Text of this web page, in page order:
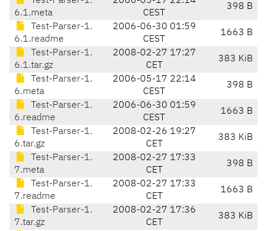
6.1.meta
CEST
398 B
Test-Parser-1.
6.1.readme
2006-06-30 01:59
CEST
1663 B
Test-Parser-1.
6.1.tar.gz
2008-02-27 17:27
CET
383 KiB
Test-Parser-1.
6.meta
2006-05-17 22:14
CEST
398 B
Test-Parser-1.
6.readme
2006-06-30 01:59
CEST
1663 B
Test-Parser-1.
6.tar.gz
2008-02-26 19:27
CET
383 KiB
Test-Parser-1.
7.meta
2008-02-27 17:33
CET
398 B
Test-Parser-1.
7.readme
2008-02-27 17:33
CET
1663 B
Test-Parser-1.
7.tar.gz
2008-02-27 17:36
CET
383 KiB